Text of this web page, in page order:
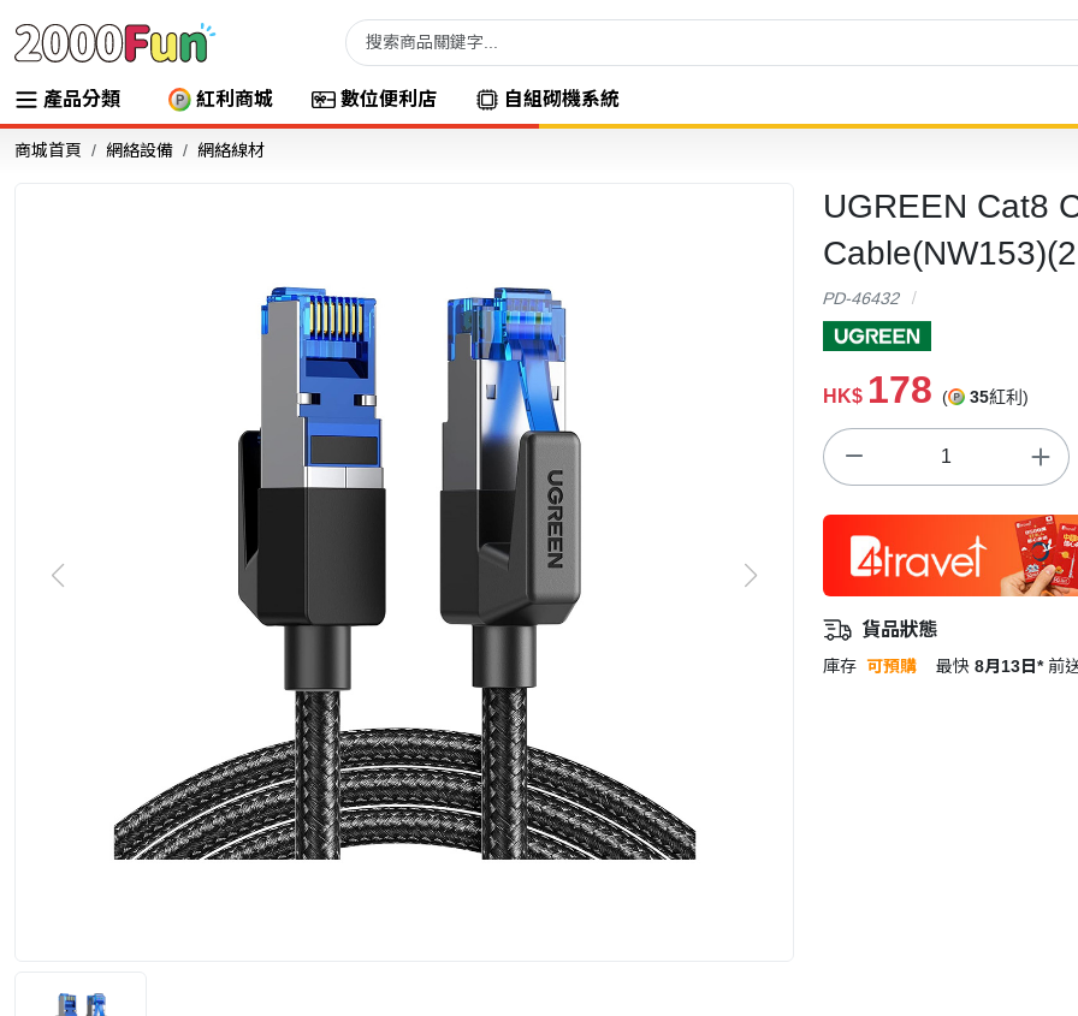
產品分類 紅利商城 數位便利店 自組砌機系統
商城首頁 網絡設備 網絡線材
UGREEN Cat8
PD-46432
HK$ 178 ( 35紅利)
貨品狀態
庫存 可預購 最快 8月13日* 前